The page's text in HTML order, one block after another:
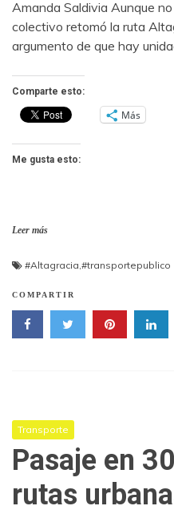
Amanda Saldivia Aunque
colectivo retomó la ruta
argumento de que hay
Comparte esto:
Más
Me gusta esto:
Leer más
#Altagracia,#transportepublico
COMPARTIR
Transporte
Pasaje en
rutas